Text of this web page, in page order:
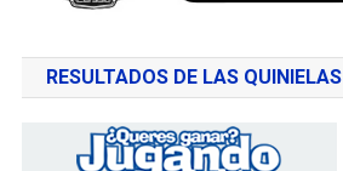
RESULTADOS DE LAS QUINIELAS